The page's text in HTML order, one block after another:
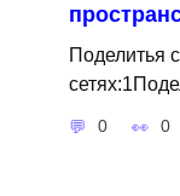
Поделитья
0 0